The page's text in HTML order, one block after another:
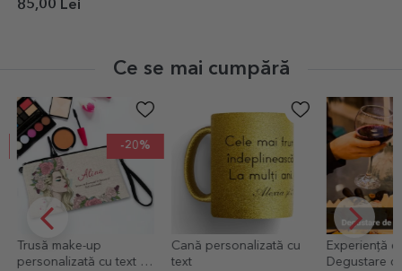
poză și mesaj - Iepuraș
85,00 Lei
Ce se mai cumpără
-20%
Trusă make-up
personalizată cu text -
Cană personalizată cu
text
Experiență
Degustare